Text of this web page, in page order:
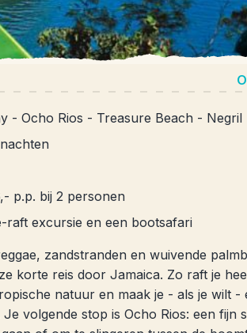
- Ocho Rios - Treasure Beach - Negril
p.p. bij 2 personen
raft excursie en een bootsafari
zandstranden en wuivende
korte reis door Jamaica. Zo raft je
natuur en maak je - als je wilt -
volgende stop is Ocho Rios: een fijn